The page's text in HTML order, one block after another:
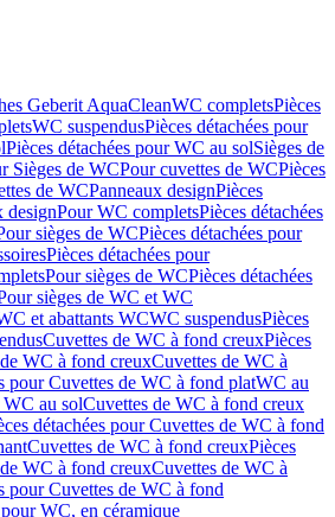
Geberit AquaCleanWC completsPièces
WC suspendusPièces détachées pour
Pièces détachées pour WC au solSièges de
Sièges de WCPour cuvettes de WCPièces
de WCPanneaux designPièces
designPour WC completsPièces détachées
sièges de WCPièces détachées pour
Pièces détachées pour
Pour sièges de WCPièces détachées
sièges de WC et WC
et abattants WCWC suspendusPièces
Cuvettes de WC à fond creuxPièces
WC à fond creuxCuvettes de WC à
pour Cuvettes de WC à fond platWC au
WC au solCuvettes de WC à fond creux
détachées pour Cuvettes de WC à fond
Cuvettes de WC à fond creuxPièces
WC à fond creuxCuvettes de WC à
pour Cuvettes de WC à fond
WC, en céramique